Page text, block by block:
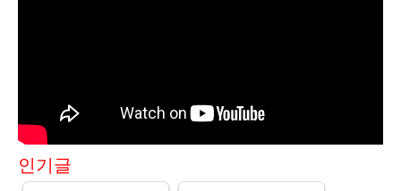
인기글